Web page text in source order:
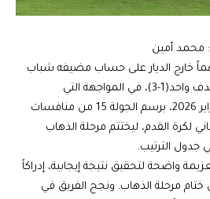
أمين
خارج الديار على حساب مضيفه شباب
بنجرير بثلاثة أهداف مقابل هدف واحد(1-3)، في المواجهة التي
جمعتهما ، يوم الأحد 15 فبراير 2026، برسم الجولة 15 من منافسات
لكرة القدم، ليختتم مرحلة الذهاب
جدول الترتيب.
واضحة لتحقيق نتيجة إيجابية، إدراكاً
ختام مرحلة الذهاب. ونجح الفريق في